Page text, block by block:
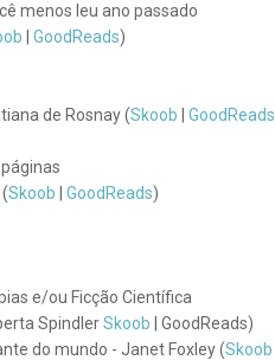
menos leu ano passado
GoodReads)
de Rosnay (Skoob GoodReads
Skoob GoodReads)
e/ou Ficção Científica
SpindlerSkoob | GoodReads)
do mundo - Janet Foxley (Skoob